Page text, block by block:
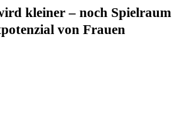
klei­ner – noch Spiel­raum
von Frauen